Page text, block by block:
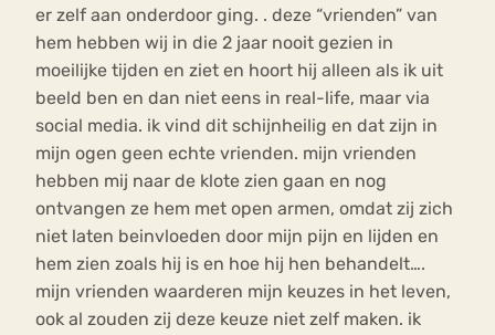
er zelf aan onderdoor ging. . deze “vrienden” van
hem hebben wij in die 2 jaar nooit gezien in
moeilijke tijden en ziet en hoort hij alleen als ik uit
beeld ben en dan niet eens in real-life, maar via
social media. ik vind dit schijnheilig en dat zijn in
mijn ogen geen echte vrienden. mijn vrienden
hebben mij naar de klote zien gaan en nog
ontvangen ze hem met open armen, omdat zij zich
niet laten beinvloeden door mijn pijn en lijden en
hem zien zoals hij is en hoe hij hen behandelt….
mijn vrienden waarderen mijn keuzes in het leven,
ook al zouden zij deze keuze niet zelf maken. ik